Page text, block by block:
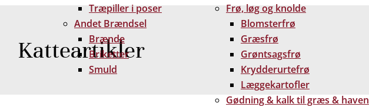
Træpiller i poser
Andet Brændsel
Brænde
Briketter
Smuld
Frø, løg og knolde
Blomsterfrø
Græsfrø
Grøntsagsfrø
Krydderurtefrø
Læggekartofler
Gødning & kalk til græs & haven
Katteartikler